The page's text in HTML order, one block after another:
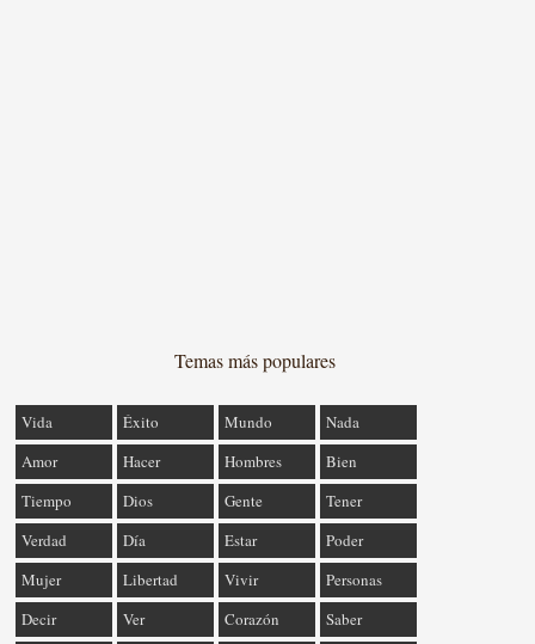
Temas más populares
Vida Éxito Mundo
Nada
Amor
Hacer Hombres
Bien
Tiempo
Dios Gente
Tener
Verdad
Día Estar
Poder
Mujer
Libertad Vivir
Personas
Decir
Ver Corazón Saber